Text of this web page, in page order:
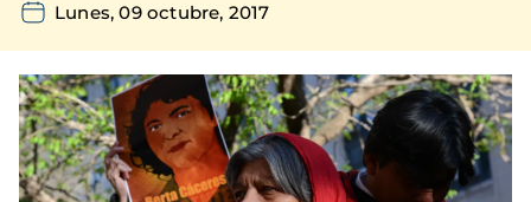
Lunes, 09 octubre, 2017